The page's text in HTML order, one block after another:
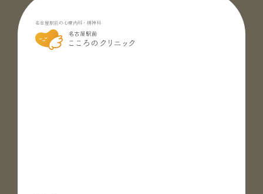
名古屋駅前の心療内科・精神科